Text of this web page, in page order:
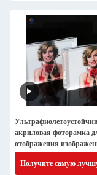
акриловая фоторамка
отображения
Получите самую